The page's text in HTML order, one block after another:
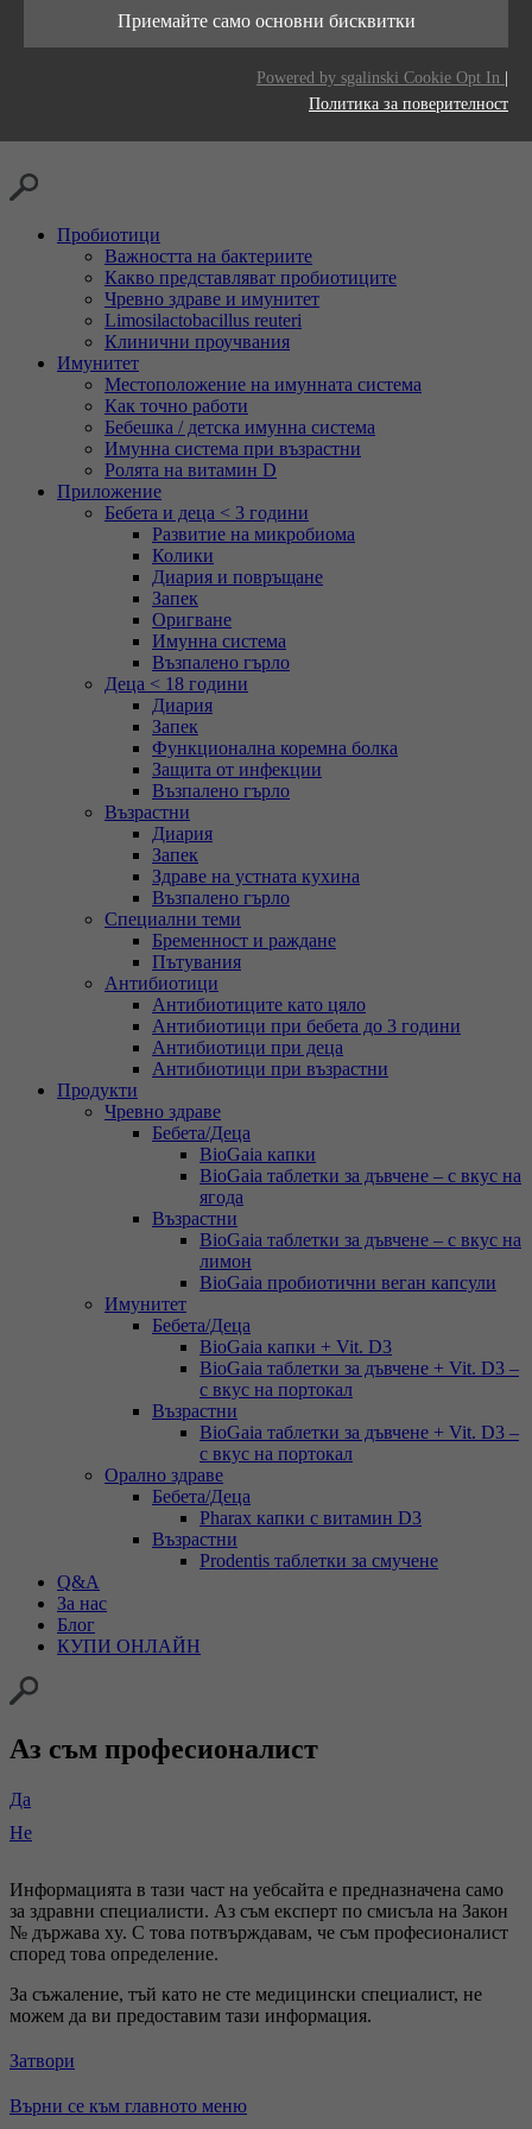
Пробиотици
Важността на бактериите
Какво представляват пробиотиците
Чревно здраве и имунитет
Limosilactobacillus reuteri
Клинични проучвания
Имунитет
Местоположение на имунната система
Как точно работи
Бебешка / детска имунна система
Имунна система при възрастни
Ролята на витамин D
Приложение
Бебета и деца < 3 години
Развитие на микробиома
Колики
Диария и повръщане
Запек
Оригване
Имунна система
Възпалено гърло
Деца < 18 години
Диария
Запек
Функционална коремна болка
Защита от инфекции
Възпалено гърло
Възрастни
Диария
Запек
Здраве на устната кухина
Възпалено гърло
Специални теми
Бременност и раждане
Пътувания
Антибиотици
Антибиотиците като цяло
Антибиотици при бебета до 3 години
Антибиотици при деца
Антибиотици при възрастни
Продукти
Чревно здраве
Бебета/Деца
BioGaia капки
BioGaia таблетки за дъвчене – с вкус на
ягода
Възрастни
BioGaia таблетки за дъвчене – с вкус на
лимон
BioGaia пробиотични веган капсули
Имунитет
Бебета/Деца
BioGaia капки + Vit. D3
BioGaia таблетки за дъвчене + Vit. D3 –
с вкус на портокал
Възрастни
BioGaia таблетки за дъвчене + Vit. D3 –
с вкус на портокал
Орално здраве
Бебета/Деца
Pharax капки с витамин D3
Възрастни
Prodentis таблетки за смучене
Q&A
За нас
Блог
КУПИ ОНЛАЙН
Аз съм професионалист
Да
Не
Информацията в тази част на уебсайта е предназначена само
за здравни специалисти. Аз съм експерт по смисъла на Закон
№ държава xy. С това потвърждавам, че съм професионалист
според това определение.
За съжаление, тъй като не сте медицински специалист, не
можем да ви предоставим тази информация.
Затвори
Върни се към главното меню
Приемайте само основни бисквитки
Powered by sgalinski Cookie Opt In
Политика за поверителност